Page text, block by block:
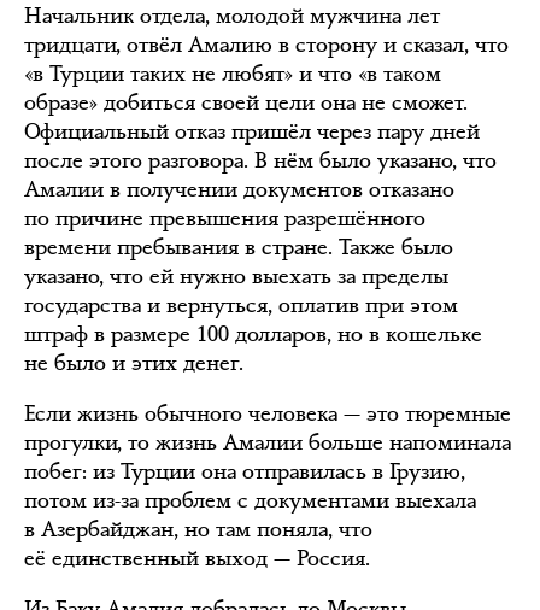
Начальник отдела, молодой мужчина лет
тридцати, отвёл Амалию в сторону и сказал, что
«в Турции таких не любят» и что «в таком
образе» добиться своей цели она не сможет.
Официальный отказ пришёл через пару дней
после этого разговора. В нём было указано, что
Амалии в получении документов отказано
по причине превышения разрешённого
времени пребывания в стране. Также было
указано, что ей нужно выехать за пределы
государства и вернуться, оплатив при этом
штраф в размере 100 долларов, но в кошельке
не было и этих денег.
Если жизнь обычного человека — это тюремные
прогулки, то жизнь Амалии больше напоминала
побег: из Турции она отправилась в Грузию,
потом из-за проблем с документами выехала
в Азербайджан, но там поняла, что
её единственный выход — Россия.